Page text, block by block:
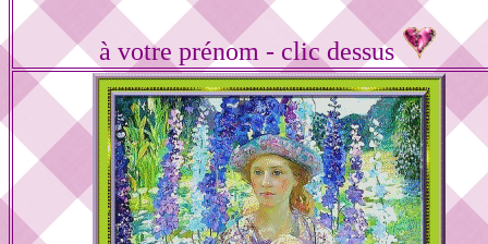
à votre prénom - clic dessus